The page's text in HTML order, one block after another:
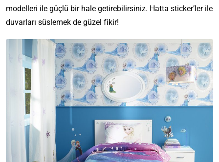
modelleri ile güçlü bir hale getirebilirsiniz. Hatta sticker’ler ile
duvarları süslemek de güzel fikir!